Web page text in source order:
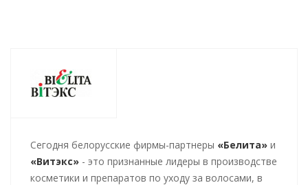
Cегодня белорусские фирмы-партнеры «Белита» и
«Витэкс» - это признанные лидеры в производстве
косметики и препаратов по уходу за волосами, в